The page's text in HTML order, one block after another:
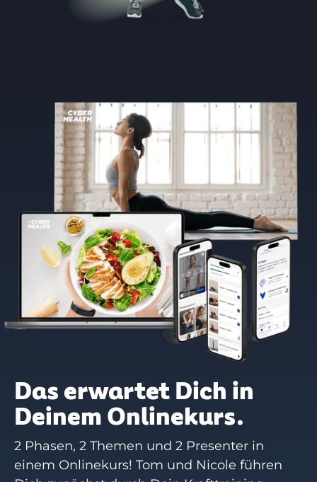
Das erwartet Dich in
Deinem Onlinekurs.
2 Phasen, 2 Themen und 2 Presenter in
einem Onlinekurs! Tom und Nicole führen